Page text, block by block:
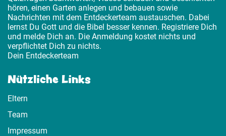
hören, einen Garten anlegen und bebauen sowie
Nachrichten mit dem Entdeckerteam austauschen. Dabei
lernst Du Gott und die Bibel besser kennen. Registriere Dich
und melde Dich an. Die Anmeldung kostet nichts und
verpflichtet Dich zu nichts.
Dein Entdeckerteam
Nützliche Links
Eltern
Team
Impressum